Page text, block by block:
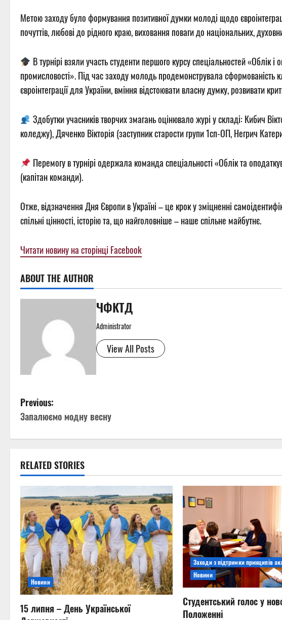
Метою заходу було формування позитивної думки молоді щодо
почуттів, любові до рідного краю, виховання поваги до національних,
В турнірі взяли участь студенти першого курсу спеціальностей «Облік
промисловості». Під час заходу молодь продемонструвала
євроінтеграції для України, вміння відстоювати власну думку, розвивати
Здобутки учасників творчих змагань оцінювало журі у складі: Кибич
коледжу), Дяченко Вікторія (заступник старости групи 1сп-ОП, Негрич
Перемогу в турнірі одержала команда спеціальності «Облік та
(капітан команди).
Отже, відзначення Дня Європи в Україні – це крок у зміцненні
спільні цінності, історію та, що найголовніше – наше спільне майбутнє.
Читати новину на сторінці Facebook
ABOUT THE AUTHOR
ЧФКТД
Administrator
View All Posts
P
o
t
n
a
v
i
g
a
Previous:
Запалюємо модну весну
RELATED STORIES
Новини
15 липня – День Української
Заходи з підтримки принципів
Новини
Студентський голос у
Положенні